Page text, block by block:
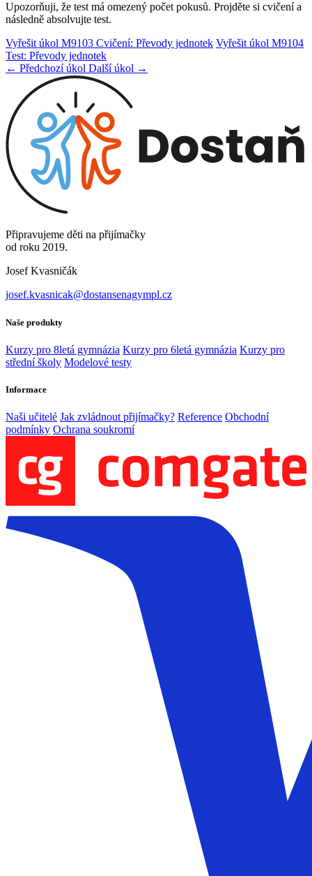
Upozorňuji, že test má omezený počet pokusů. Projděte si cvičení a
následně absolvujte test.
Vyřešit úkol M9103 Cvičení: Převody jednotek Vyřešit úkol M9104
Test: Převody jednotek
← Předchozí úkol Další úkol →
Připravujeme děti na přijímačky
od roku 2019.
Josef Kvasničák
josef.kvasnicak@dostansenagympl.cz
Naše produkty
Kurzy pro 8letá gymnázia Kurzy pro 6letá gymnázia Kurzy pro
střední školy Modelové testy
Informace
Naši učitelé Jak zvládnout přijímačky? Reference Obchodní
podmínky Ochrana soukromí